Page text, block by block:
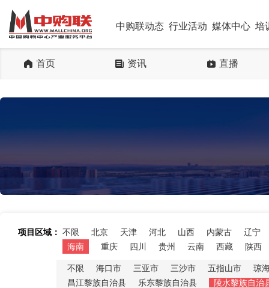
中购联动态 行业活动 媒体中心 培
首页 资讯 直播
项目区域： 不限 北京 天津 河北 山西 内蒙古
辽宁
海南
重庆 四川 贵州 云南 西藏 陕西
不限 海口市 三亚市 三沙市 五指山市
琼
昌江黎族自治县
乐东黎族自治县 陵水黎族自治